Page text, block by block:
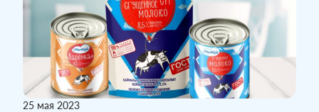
25 мая 2023